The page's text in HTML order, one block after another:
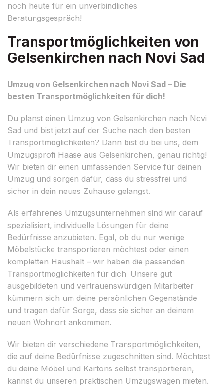
noch heute für ein unverbindliches
Beratungsgespräch!
Transportmöglichkeiten von
Gelsenkirchen nach Novi Sad
Umzug von Gelsenkirchen nach Novi Sad – Die
besten Transportmöglichkeiten für dich!
Du planst einen Umzug von Gelsenkirchen nach Novi
Sad und bist jetzt auf der Suche nach den besten
Transportmöglichkeiten? Dann bist du bei uns, dem
Umzugsprofi Haase aus Gelsenkirchen, genau richtig!
Wir bieten dir einen umfassenden Service für deinen
Umzug und sorgen dafür, dass du stressfrei und
sicher in dein neues Zuhause gelangst.
Als erfahrenes Umzugsunternehmen sind wir darauf
spezialisiert, individuelle Lösungen für deine
Bedürfnisse anzubieten. Egal, ob du nur wenige
Möbelstücke transportieren möchtest oder einen
kompletten Haushalt – wir haben die passenden
Transportmöglichkeiten für dich. Unsere gut
ausgebildeten und vertrauenswürdigen Mitarbeiter
kümmern sich um deine persönlichen Gegenstände
und tragen dafür Sorge, dass sie sicher an deinem
neuen Wohnort ankommen.
Wir bieten dir verschiedene Transportmöglichkeiten,
die auf deine Bedürfnisse zugeschnitten sind. Möchtest
du deine Möbel und Kartons selbst transportieren,
kannst du unseren praktischen Umzugswagen mieten.